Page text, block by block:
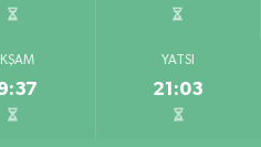
YATSI
21:03